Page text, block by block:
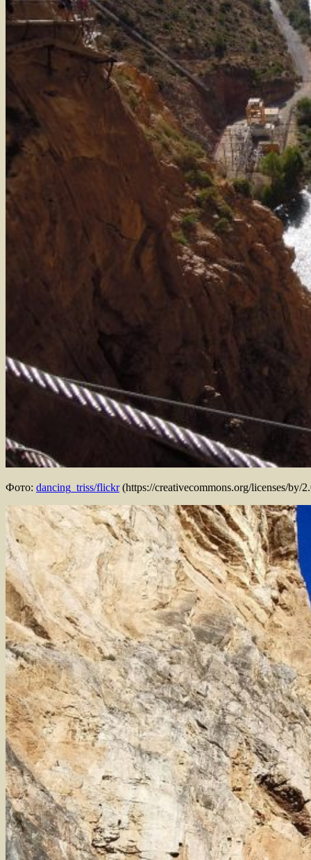
Фото: dancing_triss/flickr(https://creativecommons.org/licenses/by/